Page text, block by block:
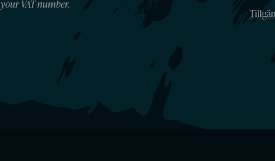
your VAT-number.